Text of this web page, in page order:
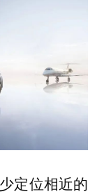
定位相近的